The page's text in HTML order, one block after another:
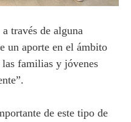
través de alguna
un aporte en el ámbito
familias y jóvenes
de este tipo de